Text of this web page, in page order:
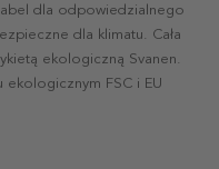
dla odpowiedzialnego
dla klimatu. Cała
ekologiczną Svanen.
FSC i EU